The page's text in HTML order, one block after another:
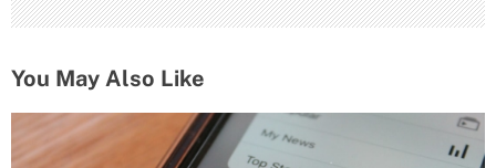
You May Also Like